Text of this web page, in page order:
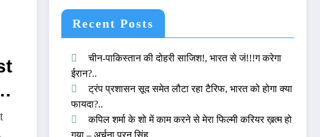
Recent Posts
चीन-पाकिस्तान की दोहरी साजिश!, भारत से जं!!!ग करेगा
ईरान?..
ट्रंप प्रशासन सूद समेत लौटा रहा टैरिफ, भारत को होगा क्या
फायदा?..
कपिल शर्मा के शो में काम करने से मेरा फिल्मी करियर ख़त्म हो
गया – अर्चना पूरन सिंह..